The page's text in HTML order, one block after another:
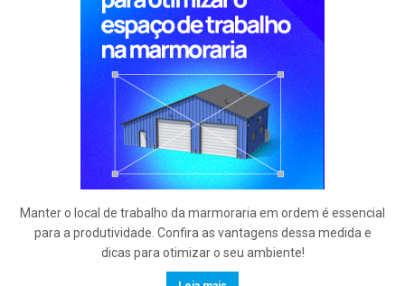
Manter o local de trabalho da marmoraria em ordem é essencial
para a produtividade. Confira as vantagens dessa medida e
dicas para otimizar o seu ambiente!